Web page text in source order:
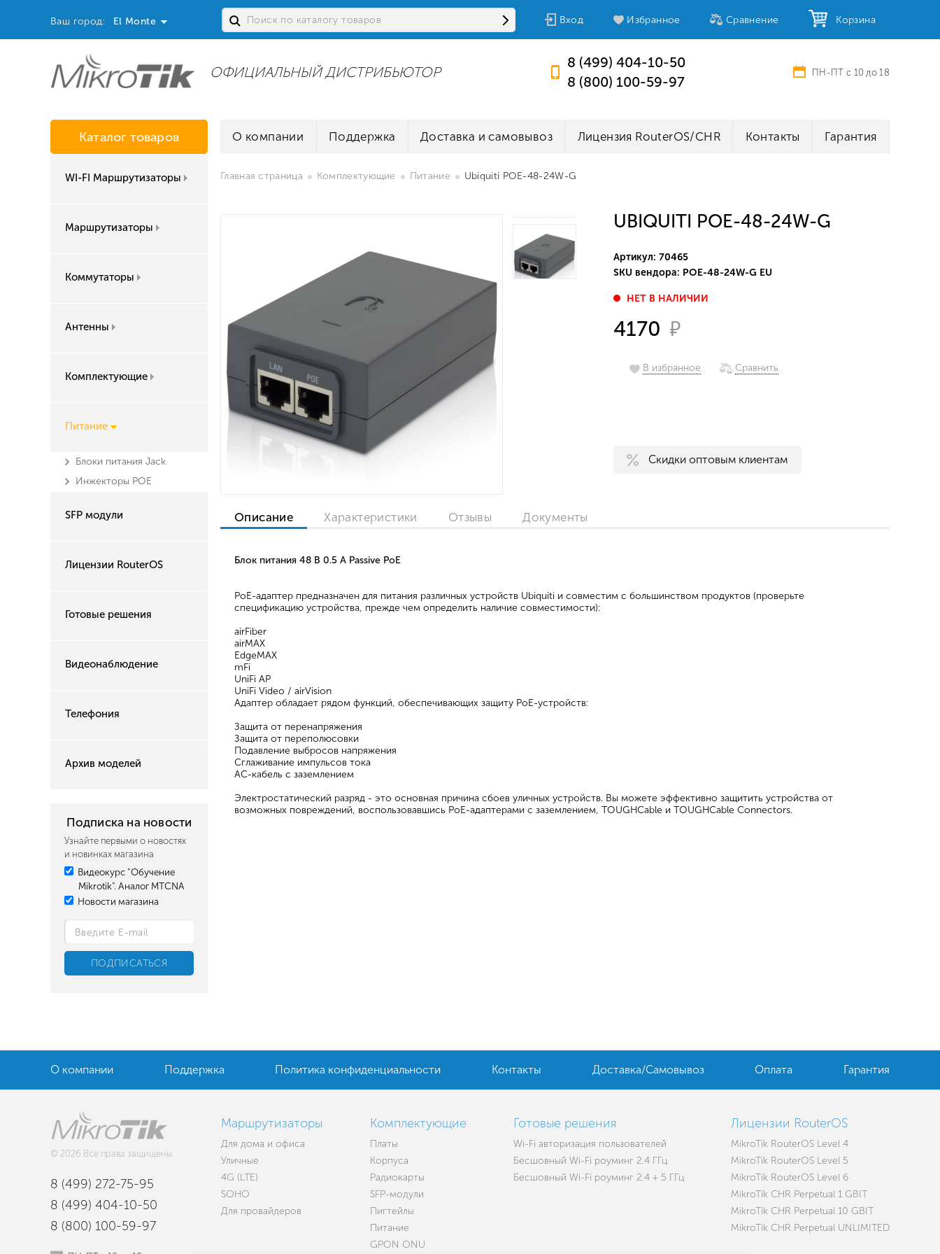
Ваш город: El Monte Вход Избранное Сравнение Корзина
ОФИЦИАЛЬНЫЙ ДИСТРИБЬЮТОР
8 (499) 404-10-50
8 (800) 100-59-97
ПН-ПТ с 10 до 18
Каталог товаров
WI-FI Маршрутизаторы
Маршрутизаторы
Коммутаторы
Антенны
Комплектующие
Питание
Блоки питания Jack
Инжекторы POE
SFP модули
Лицензии RouterOS
Готовые решения
Видеонаблюдение
Телефония
Архив моделей
Подписка на новости
Узнайте первыми о новостях
и новинках магазина
Видеокурс "Обучение
Mikrotik". Аналог MTCNA
Новости магазина
О компании Поддержка Доставка и самовывоз Лицензия RouterOS/CHR Контакты Гарантия
Главная страница Комплектующие Питание Ubiquiti POE-48-24W-G
UBIQUITI POE-48-24W-G
Артикул: 70465
SKU вендора: POE-48-24W-G EU
НЕТ В НАЛИЧИИ
4170 ₽
В избранное Сравнить
Скидки оптовым клиентам
Описание Характеристики Отзывы Документы
Блок питания 48 В 0.5 А Passive PoE
PoE-адаптер предназначен для питания различных устройств Ubiquiti и совместим с большинством продуктов (проверьте
спецификацию устройства, прежде чем определить наличие совместимости):
airFiber
airMAX
EdgeMAX
mFi
UniFi AP
UniFi Video / airVision
Адаптер обладает рядом функций, обеспечивающих защиту PoE-устройств:
Защита от перенапряжения
Защита от переполюсовки
Подавление выбросов напряжения
Сглаживание импульсов тока
AC-кабель с заземлением
Электростатический разряд - это основная причина сбоев уличных устройств. Вы можете эффективно защитить устройства от
возможных повреждений, воспользовавшись PoE-адаптерами с заземлением, TOUGHCable и TOUGHCable Connectors.
О компании Поддержка Политика конфиденциальности Контакты Доставка/Самовывоз Оплата Гарантия
© 2026 Все права защищены.
8 (499) 272-75-95
8 (499) 404-10-50
8 (800) 100-59-97
Маршрутизаторы
Для дома и офиса
Уличные
4G (LTE)
SOHO
Для провайдеров
Комплектующие
Платы
Корпуса
Радиокарты
SFP-модули
Пигтейлы
Питание
GPON ONU
Готовые решения
Wi-Fi авторизация пользователей
Бесшовный Wi-Fi роуминг 2.4 ГГц
Бесшовный Wi-Fi роуминг 2.4 + 5 ГГц
Лицензии RouterOS
MikroTik RouterOS Level 4
MikroTik RouterOS Level 5
MikroTik RouterOS Level 6
MikroTik CHR Perpetual 1 GBIT
MikroTik CHR Perpetual 10 GBIT
MikroTik CHR Perpetual UNLIMITED